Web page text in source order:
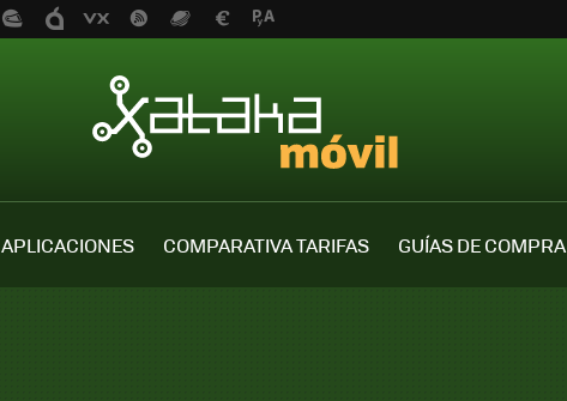
APLICACIONES COMPARATIVA TARIFAS
GUÍAS DE COMPRA